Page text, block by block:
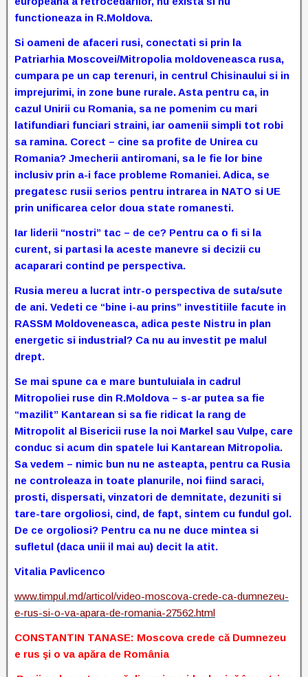
functioneaza in R.Moldova.
Si oameni de afaceri rusi, conectati si prin la
Patriarhia Moscovei/Mitropolia moldoveneasca rusa,
cumpara pe un cap terenuri, in centrul Chisinaului si in
imprejurimi, in zone bune rurale. Asta pentru ca, in
cazul Unirii cu Romania, sa ne pomenim cu mari
latifundiari funciari straini, iar oamenii simpli tot robi
sa ramina. Corect – cine sa profite de Unirea cu
Romania? Jmecherii antiromani, sa le fie lor bine
inclusiv prin a-i face probleme Romaniei. Adica, se
pregatesc rusii serios pentru intrarea in NATO si UE
prin unificarea celor doua state romanesti.
Iar liderii “nostri” tac – de ce? Pentru ca o fi si la
curent, si partasi la aceste manevre si decizii cu
acaparari contind pe perspectiva.
Rusia mereu a lucrat intr-o perspectiva de suta/sute
de ani. Vedeti ce “bine i-au prins” investitiile facute in
RASSM Moldoveneasca, adica peste Nistru in plan
energetic si industrial? Ca nu au investit pe malul
drept.
Se mai spune ca e mare buntuluiala in cadrul
Mitropoliei ruse din R.Moldova – s-ar putea sa fie
“mazilit” Kantarean si sa fie ridicat la rang de
Mitropolit al Bisericii ruse la noi Markel sau Vulpe, care
conduc si acum din spatele lui Kantarean Mitropolia.
Sa vedem – nimic bun nu ne asteapta, pentru ca Rusia
ne controleaza in toate planurile, noi fiind saraci,
prosti, dispersati, vinzatori de demnitate, dezuniti si
tare-tare orgoliosi, cind, de fapt, sintem cu fundul gol.
De ce orgoliosi? Pentru ca nu ne duce mintea si
sufletul (daca unii il mai au) decit la atit.
Vitalia Pavlicenco
www.timpul.md/articol/video-moscova-crede-ca-dumnezeu-
e-rus-si-o-va-apara-de-romania-27562.html
CONSTANTIN TANASE: Moscova crede că Dumnezeu
e rus şi o va apăra de România